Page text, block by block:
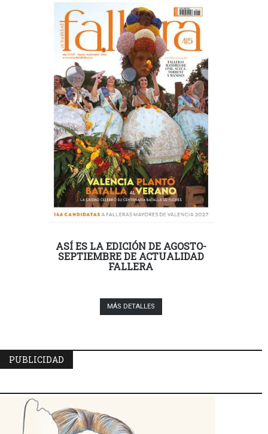
ASÍ ES LA EDICIÓN DE AGOSTO-
SEPTIEMBRE DE ACTUALIDAD
FALLERA
MÁS DETALLES
PUBLICIDAD